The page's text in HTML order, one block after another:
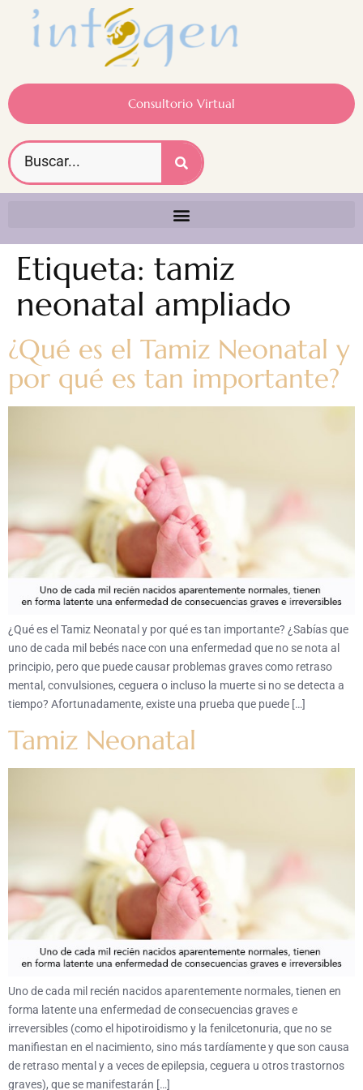
Consultorio Virtual
Etiqueta: tamiz
neonatal ampliado
¿Qué es el Tamiz Neonatal y
por qué es tan importante?
¿Qué es el Tamiz Neonatal y por qué es tan importante? ¿Sabías que
uno de cada mil bebés nace con una enfermedad que no se nota al
principio, pero que puede causar problemas graves como retraso
mental, convulsiones, ceguera o incluso la muerte si no se detecta a
tiempo? Afortunadamente, existe una prueba que puede […]
Tamiz Neonatal
Uno de cada mil recién nacidos aparentemente normales, tienen en
forma latente una enfermedad de consecuencias graves e
irreversibles (como el hipotiroidismo y la fenilcetonuria, que no se
manifiestan en el nacimiento, sino más tardíamente y que son causa
de retraso mental y a veces de epilepsia, ceguera u otros trastornos
graves), que se manifestarán […]